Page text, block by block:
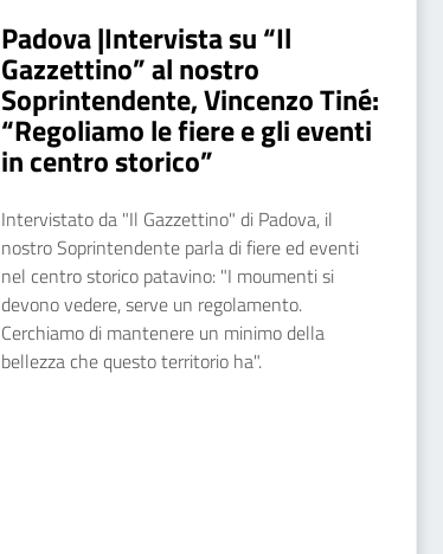
Padova |Intervista su “Il
Gazzettino” al nostro
Soprintendente, Vincenzo Tiné:
“Regoliamo le fiere e gli eventi
in centro storico”
Intervistato da "Il Gazzettino" di Padova, il
nostro Soprintendente parla di fiere ed eventi
nel centro storico patavino: "I moumenti si
devono vedere, serve un regolamento.
Cerchiamo di mantenere un minimo della
bellezza che questo territorio ha".